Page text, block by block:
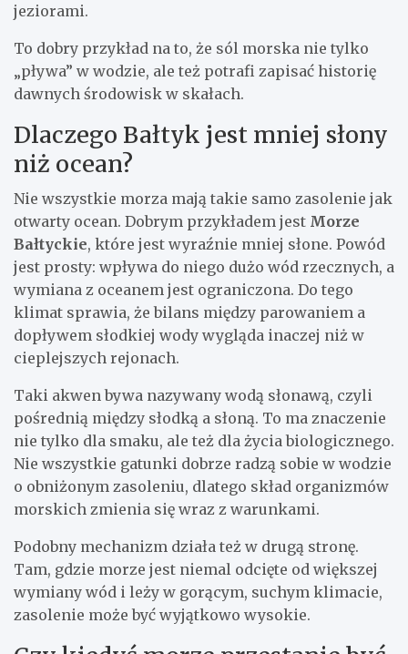
jeziorami.
To dobry przykład na to, że sól morska nie tylko
„pływa” w wodzie, ale też potrafi zapisać historię
dawnych środowisk w skałach.
Dlaczego Bałtyk jest mniej słony
niż ocean?
Nie wszystkie morza mają takie samo zasolenie jak
otwarty ocean. Dobrym przykładem jest Morze
Bałtyckie, które jest wyraźnie mniej słone. Powód
jest prosty: wpływa do niego dużo wód rzecznych, a
wymiana z oceanem jest ograniczona. Do tego
klimat sprawia, że bilans między parowaniem a
dopływem słodkiej wody wygląda inaczej niż w
cieplejszych rejonach.
Taki akwen bywa nazywany wodą słonawą, czyli
pośrednią między słodką a słoną. To ma znaczenie
nie tylko dla smaku, ale też dla życia biologicznego.
Nie wszystkie gatunki dobrze radzą sobie w wodzie
o obniżonym zasoleniu, dlatego skład organizmów
morskich zmienia się wraz z warunkami.
Podobny mechanizm działa też w drugą stronę.
Tam, gdzie morze jest niemal odcięte od większej
wymiany wód i leży w gorącym, suchym klimacie,
zasolenie może być wyjątkowo wysokie.